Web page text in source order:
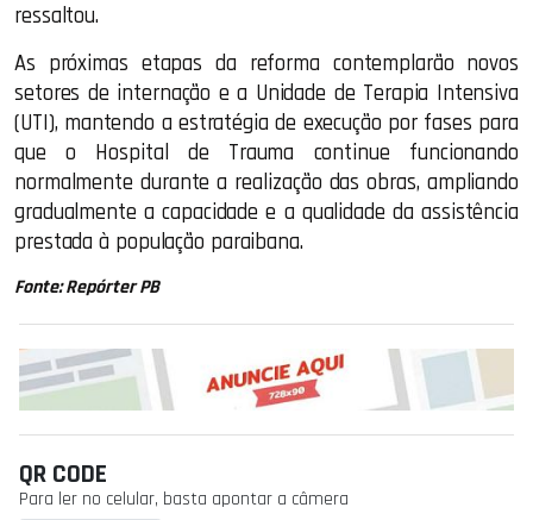
ressaltou.
As próximas etapas da reforma contemplarão novos
setores de internação e a Unidade de Terapia Intensiva
(UTI), mantendo a estratégia de execução por fases para
que o Hospital de Trauma continue funcionando
normalmente durante a realização das obras, ampliando
gradualmente a capacidade e a qualidade da assistência
prestada à população paraibana.
Fonte: Repórter PB
QR CODE
Para ler no celular, basta apontar a câmera